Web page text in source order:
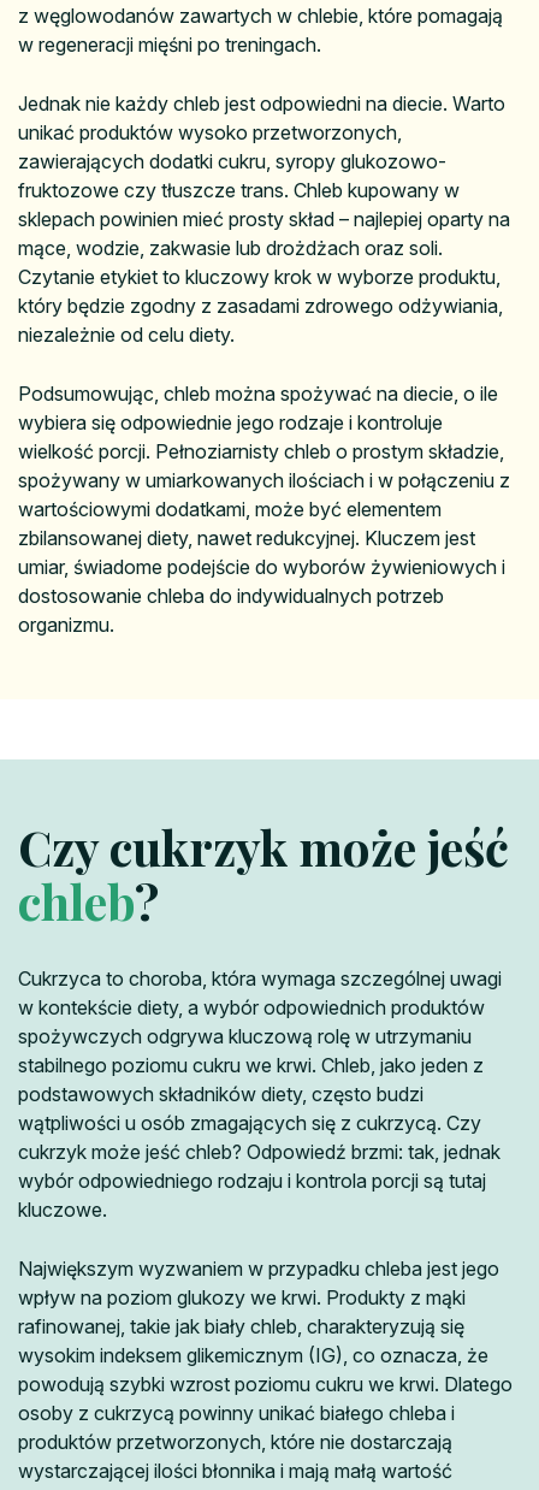
z węglowodanów zawartych w chlebie, które pomagają
w regeneracji mięśni po treningach.
Jednak nie każdy chleb jest odpowiedni na diecie. Warto
unikać produktów wysoko przetworzonych,
zawierających dodatki cukru, syropy glukozowo-
fruktozowe czy tłuszcze trans. Chleb kupowany w
sklepach powinien mieć prosty skład – najlepiej oparty na
mące, wodzie, zakwasie lub drożdżach oraz soli.
Czytanie etykiet to kluczowy krok w wyborze produktu,
który będzie zgodny z zasadami zdrowego odżywiania,
niezależnie od celu diety.
Podsumowując, chleb można spożywać na diecie, o ile
wybiera się odpowiednie jego rodzaje i kontroluje
wielkość porcji. Pełnoziarnisty chleb o prostym składzie,
spożywany w umiarkowanych ilościach i w połączeniu z
wartościowymi dodatkami, może być elementem
zbilansowanej diety, nawet redukcyjnej. Kluczem jest
umiar, świadome podejście do wyborów żywieniowych i
dostosowanie chleba do indywidualnych potrzeb
organizmu.
Czy cukrzyk może jeść
chleb?
Cukrzyca to choroba, która wymaga szczególnej uwagi
w kontekście diety, a wybór odpowiednich produktów
spożywczych odgrywa kluczową rolę w utrzymaniu
stabilnego poziomu cukru we krwi. Chleb, jako jeden z
podstawowych składników diety, często budzi
wątpliwości u osób zmagających się z cukrzycą. Czy
cukrzyk może jeść chleb? Odpowiedź brzmi: tak, jednak
wybór odpowiedniego rodzaju i kontrola porcji są tutaj
kluczowe.
Największym wyzwaniem w przypadku chleba jest jego
wpływ na poziom glukozy we krwi. Produkty z mąki
rafinowanej, takie jak biały chleb, charakteryzują się
wysokim indeksem glikemicznym (IG), co oznacza, że
powodują szybki wzrost poziomu cukru we krwi. Dlatego
osoby z cukrzycą powinny unikać białego chleba i
produktów przetworzonych, które nie dostarczają
wystarczającej ilości błonnika i mają małą wartość